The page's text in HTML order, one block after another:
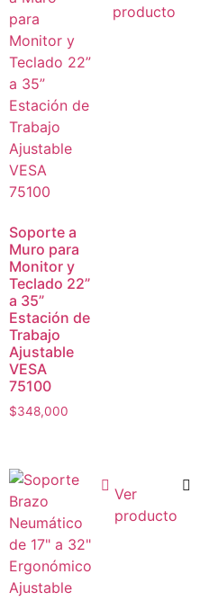
Soporte a
Muro para
Monitor y
Teclado 22”
a 35”
Estación de
Trabajo
Ajustable
VESA
75100
$348,000
producto
Ver
producto